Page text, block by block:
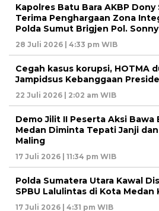
Kapolres Batu Bara AKBP
Terima Penghargaan Zona
Polda Sumut Brigjen Pol.
28 Juli 2026 | 4:33 pm WIB
Cegah kasus korupsi, HOTMA
Jampidsus Kebanggaan
22 Juli 2026 | 2:02 am WIB
Demo Jilit II Peserta Aksi Bawa
Medan Diminta Tepati Janji
Maling
17 Juli 2026 | 11:34 pm WIB
Polda Sumatera Utara Kawal
SPBU Lalulintas di Kota Medan
17 Juli 2026 | 4:31 pm WIB